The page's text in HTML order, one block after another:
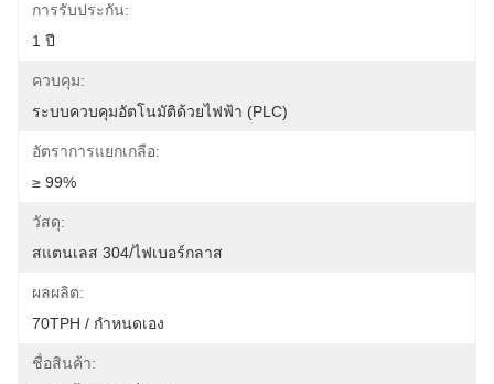
การรับประกัน:
1 ปี
ควบคุม:
ระบบควบคุมอัตโนมัติด้วยไฟฟ้า (PLC)
อัตราการแยกเกลือ:
≥ 99%
วัสดุ:
สแตนเลส 304/ไฟเบอร์กลาส
ผลผลิต:
70TPH / กำหนดเอง
ชื่อสินค้า: